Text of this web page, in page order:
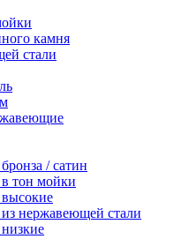
камня
стали
/ сатин
тон мойки
нержавеющей стали